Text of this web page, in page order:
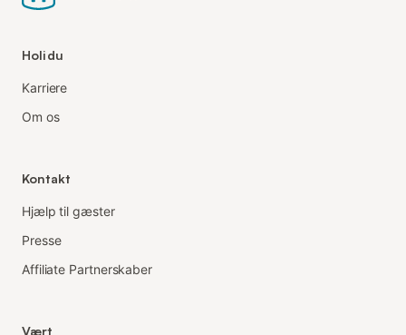
Holidu
Karriere
Om os
Kontakt
Hjælp til gæster
Presse
Affiliate Partnerskaber
Vært